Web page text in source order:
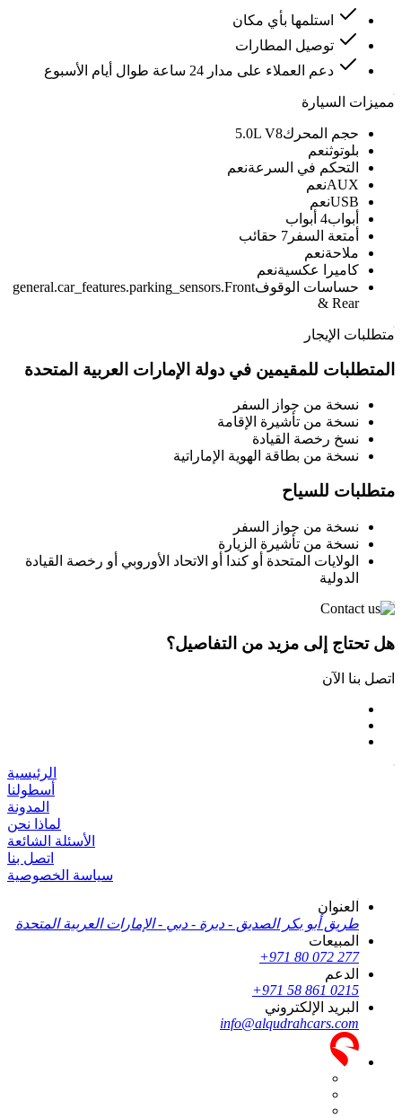
استلمها بأي مكان
توصيل المطارات
دعم العملاء على مدار 24 ساعة طوال أيام الأسبوع
مميزات السيارة
حجم المحرك5.0L V8
بلوتوثنعم
التحكم في السرعةنعم
AUXنعم
USBنعم
أبواب4 أبواب
أمتعة السفر 7 حقائب
ملاحةنعم
كاميرا عكسيةنعم
حساسات الوقوفgeneral.car_features.parking_sensors.Front
& Rear
متطلبات الإيجار
المتطلبات للمقيمين في دولة الإمارات العربية المتحدة
نسخة من جواز السفر
نسخة من تأشيرة الإقامة
نسخ رخصة القيادة
نسخة من بطاقة الهوية الإماراتية
متطلبات للسياح
نسخة من جواز السفر
نسخة من تأشيرة الزيارة
الولايات المتحدة أو كندا أو الاتحاد الأوروبي أو رخصة القيادة
الدولية
هل تحتاج إلى مزيد من التفاصيل؟
اتصل بنا الآن
الرئيسية
أسطولنا
المدونة
لماذا نحن
الأسئلة الشائعة
اتصل بنا
سياسة الخصوصية
العنوان
طريق أبو بكر الصديق - ديرة - دبي - الإمارات العربية المتحدة
المبيعات
+971 80 072 277
الدعم
+971 58 861 0215
البريد الإلكتروني
info@alqudrahcars.com